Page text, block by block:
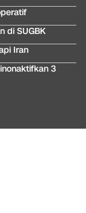
di SUGBK
Iran
3